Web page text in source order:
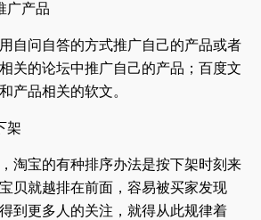
广产品
自问自答的方式推广自己的产品或者
关的论坛中推广自己的产品；百度文
产品相关的软文。
架
淘宝的有种排序办法是按下架时刻来
贝就越排在前面，容易被买家发现
到更多人的关注，就得从此规律着